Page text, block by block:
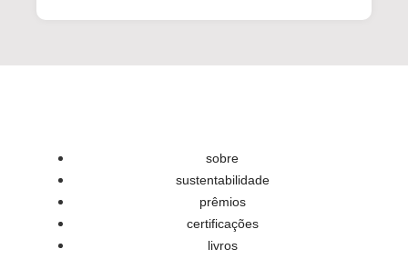
sobre
sustentabilidade
prêmios
certificações
livros